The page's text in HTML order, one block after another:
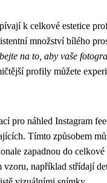
k celkové estetice
množství bílého
na to, aby vaše
profily můžete
pro náhled Instagram
Tímto způsobem
zapadnou do
například střídají